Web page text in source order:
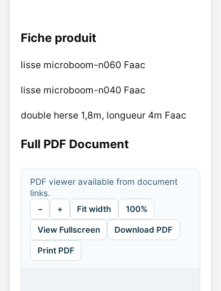
Fiche produit
lisse microboom-n060 Faac
lisse microboom-n040 Faac
double herse 1,8m, longueur 4m Faac
Full PDF Document
PDF viewer available from document
links.
− + Fit width 100%
View Fullscreen Download PDF
Print PDF